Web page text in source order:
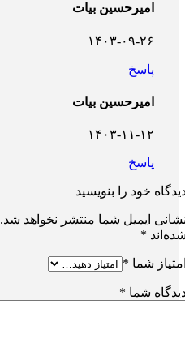
امیرحسین بیات
۱۴۰۳-۰۹-۲۶
پاسخ
امیرحسین بیات
۱۴۰۳-۱۱-۱۲
پاسخ
خود را بنویسید
ایمیل شما منتشر نخواهد شد.
*
شما *
شما *